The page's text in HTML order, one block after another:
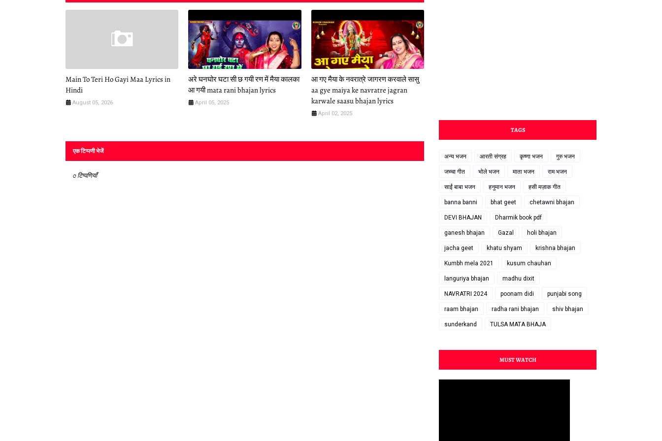
Main To Teri Ho Gayi Maa Lyrics in
Hindi
August 05, 2026
अरे घनघोर घटा सी छ गयी रण में मैया कालका
आ गयी mata rani bhajan lyrics
April 05, 2025
आ गए मैया के नवरात्रे जागरण करवाले सासु
aa gye maiya ke navratre jagran
karwale saasu bhajan lyrics
April 02, 2025
एक टिप्पणी भेजें
0 टिप्पणियाँ
TAGS
अन्य भजन आरती संग्रह कृष्णा भजन गुरु भजन
जच्चा गीत भोले भजन माता भजन राम भजन
साईं बाबा भजन हनुमान भजन हसी मज़ाक गीत
banna banni bhat geet chetawni bhajan
DEVI BHAJAN Dharmik book pdf
ganesh bhajan Gazal holi bhajan
jacha geet khatu shyam krishna bhajan
Kumbh mela 2021 kusum chauhan
languriya bhajan madhu dixit
NAVRATRI 2024 poonam didi punjabi song
raam bhajan radha rani bhajan shiv bhajan
sunderkand TULSA MATA BHAJA
MUST WATCH